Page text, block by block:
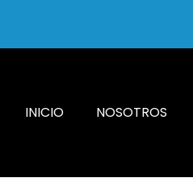
INICIO NOSOTROS